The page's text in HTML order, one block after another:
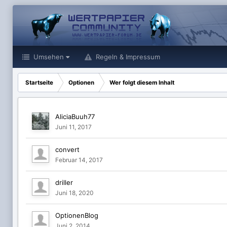
Umsehen Regeln & Impressum
Startseite Optionen Wer folgt diesem Inhalt
AliciaBuuh77
Juni 11, 2017
convert
Februar 14, 2017
driller
Juni 18, 2020
OptionenBlog